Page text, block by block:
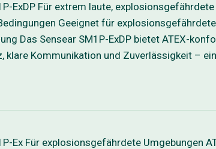
ExDP Für extrem laute,
Geeignet für
Das Sensear SM1P-ExDP bietet ATEX-
klare Kommunikation und Zuverlässigkeit –
Ex Für explosionsgefährdete Umgebungen